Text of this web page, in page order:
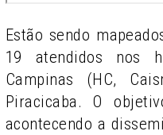
Estão sendo
19 atendidos nos
Campinas (HC,
Piracicaba. O
acontecendo a